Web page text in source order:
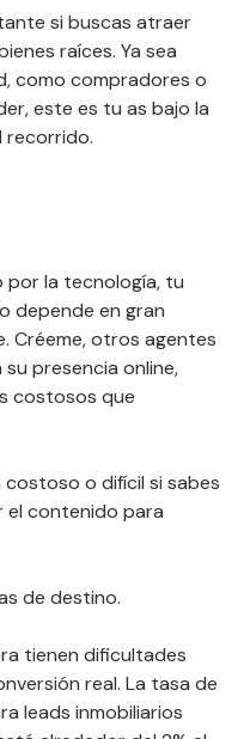
si buscas atraer
raíces. Ya sea
como compradores o
este es tu as bajo la
recorrido.
por la tecnología, tu
depende en gran
Créeme, otros agentes
presencia online,
costosos que
o difícil si sabes
contenido para
de destino.
tienen dificultades
real. La tasa de
leads inmobiliarios